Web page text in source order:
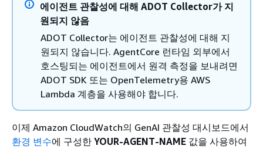
에이전트 관찰성에 대해 ADOT Collector가 지
원되지 않음
ADOT Collector는 에이전트 관찰성에 대해 지
원되지 않습니다. AgentCore 런타임 외부에서
호스팅되는 에이전트에서 원격 측정을 보내려면
ADOT SDK 또는 OpenTelemetry용 AWS
Lambda 계층을 사용해야 합니다.
이제 Amazon CloudWatch의 GenAI 관찰성 대시보드에서
환경 변수에 구성한 YOUR-AGENT-NAME 값을 사용하여